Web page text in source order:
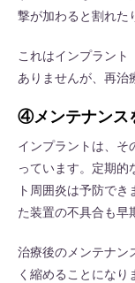
撃が加わると割れた
これはインプラント
ありませんが、再治
④メンテナンス
インプラントは、そ
っています。定期的
ト周囲炎は予防で
た装置の不具合も早
治療後のメンテナン
く縮めることになり